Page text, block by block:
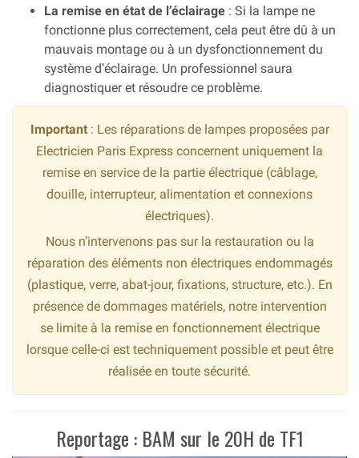
La remise en état de l’éclairage : Si la lampe ne
fonctionne plus correctement, cela peut être dû à un
mauvais montage ou à un dysfonctionnement du
système d’éclairage. Un professionnel saura
diagnostiquer et résoudre ce problème.
Important: Les réparations de lampes proposées par
Electricien Paris Express concernent uniquement la
remise en service de la partie électrique (câblage,
douille, interrupteur, alimentation et connexions
électriques).
Nous n’intervenons pas sur la restauration ou la
réparation des éléments non électriques endommagés
(plastique, verre, abat-jour, fixations, structure, etc.). En
présence de dommages matériels, notre intervention
se limite à la remise en fonctionnement électrique
lorsque celle-ci est techniquement possible et peut être
réalisée en toute sécurité.
Reportage : BAM sur le 20H de TF1